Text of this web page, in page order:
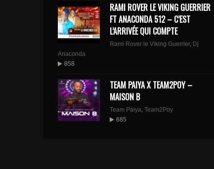
RAMI ROVER LE VIKING GUERRIER
FT ANACONDA 512 – C’EST
L’ARRIVÉE QUI COMPTE
Rami Rover le Viking Guerrier, Dj
Anaconda
858
TEAM PAIYA X TEAM2POY –
MAISON B
Team Paiya Team2Poy
685